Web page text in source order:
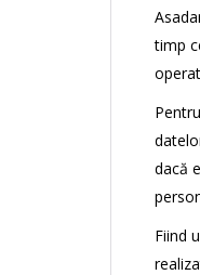
timp
dacă
Fiind